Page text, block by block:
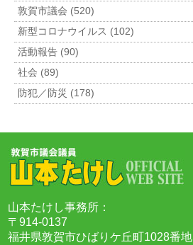
敦賀市議会 (520)
新型コロナウイルス (102)
活動報告 (90)
社会 (89)
防犯／防災 (178)
山本たけし事務所：
〒914-0137
福井県敦賀市ひばりケ丘町1028番地